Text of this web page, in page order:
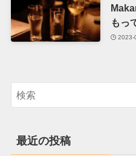
もっ
2023-
最近の投稿